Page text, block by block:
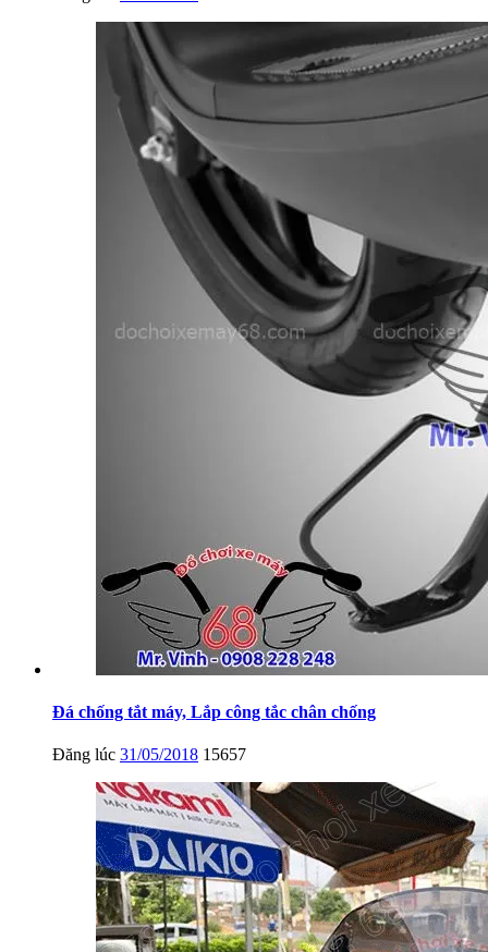
Đá chống tắt máy, Lắp công tắc chân chống
Đăng lúc 31/05/2018 15657